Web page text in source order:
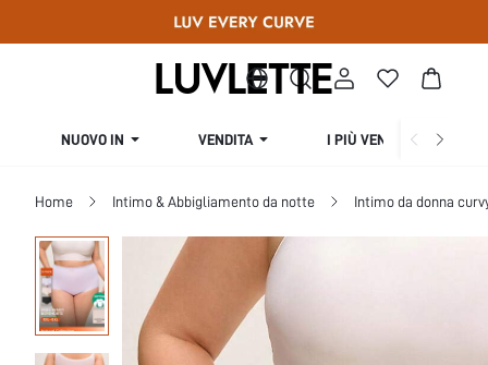
NUOVO IN VENDITA I PIÙ VENDUTI
Home Intimo & Abbigliamento da notte Intimo da donna